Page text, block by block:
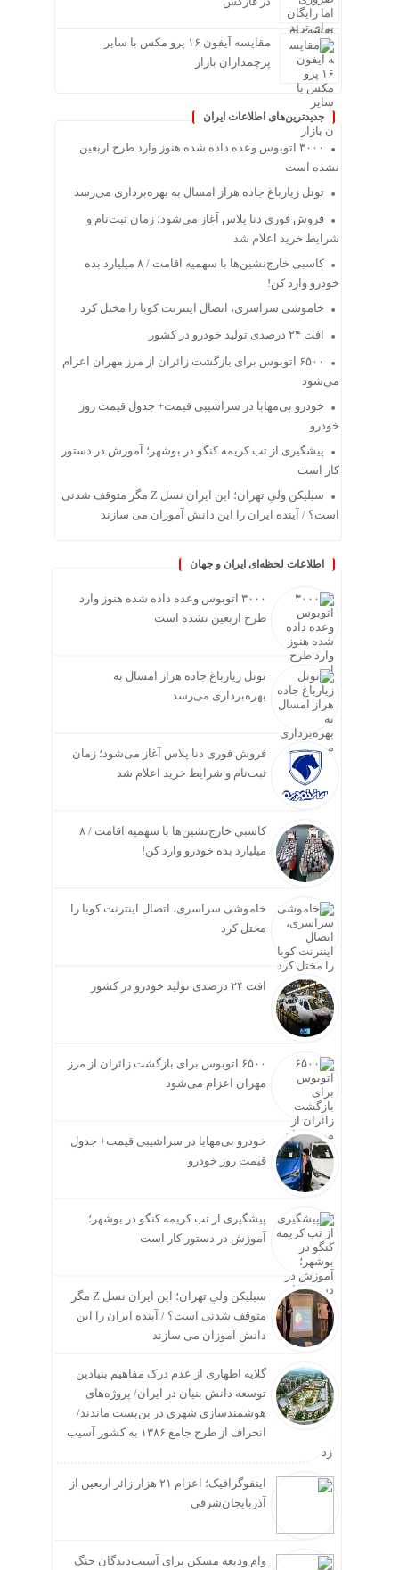
مقایسه آیفون ۱۶ پرو مکس با سایر
پرچمداران بازار
جدیدترین‌های اطلاعات ایران
۳۰۰۰ اتوبوس وعده داده شده هنوز وارد طرح اربعین
نشده است
تونل زیارباغ جاده هراز امسال به بهره‌برداری می‌رسد
فروش فوری دنا پلاس آغاز می‌شود؛ زمان ثبت‌نام و
شرایط خرید اعلام شد
کاسبی خارج‌نشین‌ها با سهمیه اقامت / ۸ میلیارد بده
خودرو وارد کن!
خاموشی سراسری، اتصال اینترنت کوبا را مختل کرد
افت ۲۴ درصدی تولید خودرو در کشور
۶۵۰۰ اتوبوس برای بازگشت زائران از مرز مهران اعزام
می‌شود
خودرو بی‌مهابا در سراشیبی قیمت+ جدول قیمت روز
خودرو
پیشگیری از تب کریمه کنگو در بوشهر؛ آموزش در دستور
کار است
سیلیکن ولیِ تهران؛ این ایران نسل Z مگر متوقف شدنی
است؟ / آینده ایران را این دانش آموزان می سازند
اطلاعات لحظه‌ای ایران و جهان
۳۰۰۰ اتوبوس وعده داده شده هنوز وارد
طرح اربعین نشده است
تونل زیارباغ جاده هراز امسال به
بهره‌برداری می‌رسد
فروش فوری دنا پلاس آغاز می‌شود؛ زمان
ثبت‌نام و شرایط خرید اعلام شد
کاسبی خارج‌نشین‌ها با سهمیه اقامت / ۸
میلیارد بده خودرو وارد کن!
خاموشی سراسری، اتصال اینترنت کوبا را
مختل کرد
افت ۲۴ درصدی تولید خودرو در کشور
۶۵۰۰ اتوبوس برای بازگشت زائران از مرز
مهران اعزام می‌شود
خودرو بی‌مهابا در سراشیبی قیمت+ جدول
قیمت روز خودرو
پیشگیری از تب کریمه کنگو در بوشهر؛
آموزش در دستور کار است
سیلیکن ولیِ تهران؛ این ایران نسل Z مگر
متوقف شدنی است؟ / آینده ایران را این
دانش آموزان می سازند
گلایه اطهاری از عدم درک مفاهیم بنیادین
توسعه دانش بنیان در ایران/ پروژه‌های
هوشمندسازی شهری در بن‌بست ماندند/
انحراف از طرح جامع ۱۳۸۶ به کشور آسیب
زد
اینفوگرافیک؛ اعزام ۲۱ هزار زائر اربعین از
آذربایجان‌شرقی
وام ودیعه مسکن برای آسیب‌دیدگان جنگ